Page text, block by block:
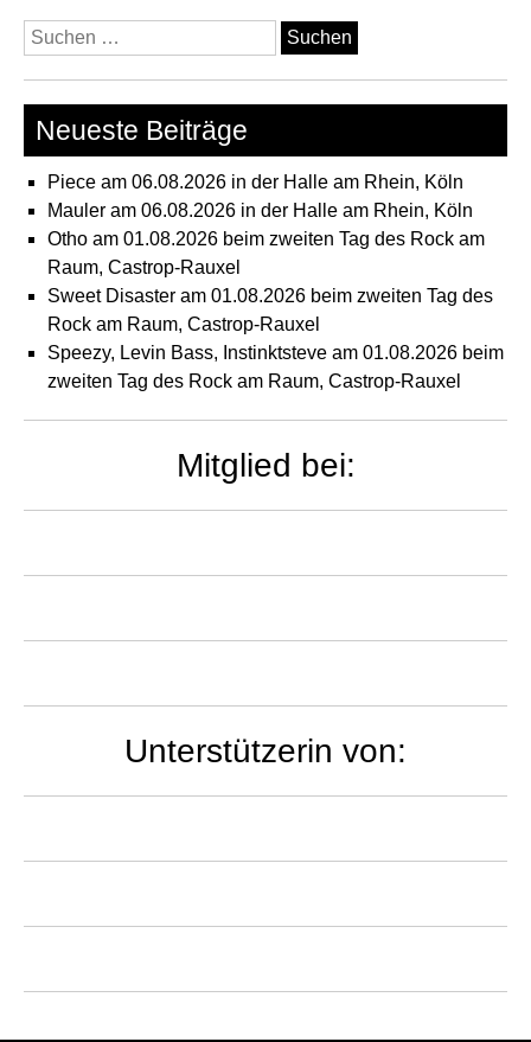
Suchen
nach:
Neueste Beiträge
Piece am 06.08.2026 in der Halle am Rhein, Köln
Mauler am 06.08.2026 in der Halle am Rhein, Köln
Otho am 01.08.2026 beim zweiten Tag des Rock am
Raum, Castrop-Rauxel
Sweet Disaster am 01.08.2026 beim zweiten Tag des
Rock am Raum, Castrop-Rauxel
Speezy, Levin Bass, Instinktsteve am 01.08.2026 beim
zweiten Tag des Rock am Raum, Castrop-Rauxel
Mitglied bei:
Unterstützerin von: